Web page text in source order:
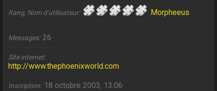
Rang, Nom d’utilisateur Morpheeus
Messages 26
Site internet
http://www.thephoenixworld.com
Inscription 18 octobre 2003, 13:06